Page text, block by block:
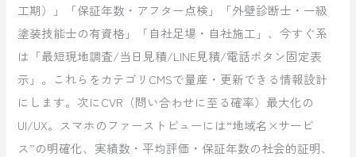
工期）」「保証年数・アフター点検」「外壁診断士・一級
塗装技能士の有資格」「自社足場・自社施工」、今すぐ系
は「最短現地調査/当日見積/LINE見積/電話ボタン固定表
示」。これらをカテゴリCMSで量産・更新できる情報設計
にします。次にCVR（問い合わせに至る確率）最大化の
UI/UX。スマホのファーストビューには“地域名×サービ
ス”の明確化、実績数・平均評価・保証年数の社会的証明、